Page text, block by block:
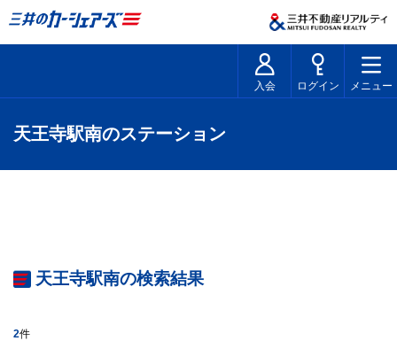
入会 ログイン メニュー
天王寺駅南のステーション
天王寺駅南の検索結果
2件